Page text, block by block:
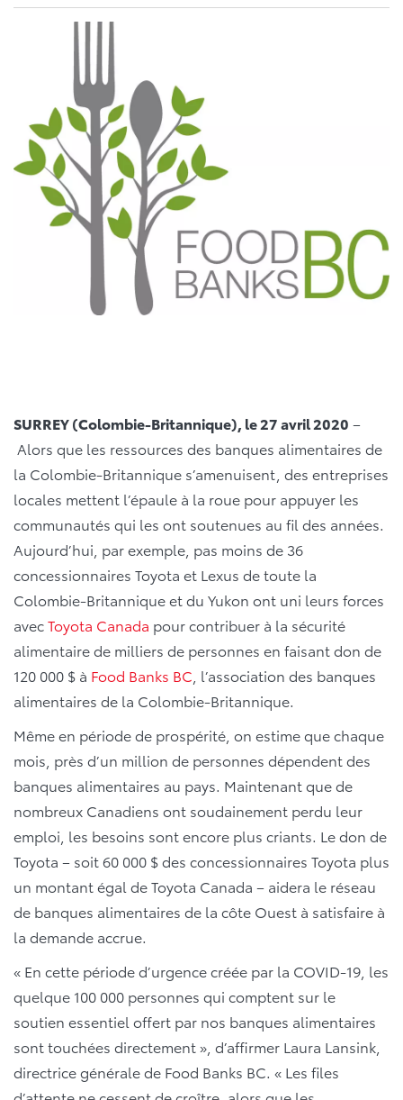
SURREY (Colombie-Britannique), le 27 avril 2020 –
Alors que les ressources des banques alimentaires de
la Colombie-Britannique s’amenuisent, des entreprises
locales mettent l’épaule à la roue pour appuyer les
communautés qui les ont soutenues au fil des années.
Aujourd’hui, par exemple, pas moins de 36
concessionnaires Toyota et Lexus de toute la
Colombie-Britannique et du Yukon ont uni leurs forces
avecToyota Canada pour contribuer à la sécurité
alimentaire de milliers de personnes en faisant don de
120 000 $ à Food Banks BC , l’association des banques
alimentaires de la Colombie-Britannique.
Même en période de prospérité, on estime que chaque
mois, près d’un million de personnes dépendent des
banques alimentaires au pays. Maintenant que de
nombreux Canadiens ont soudainement perdu leur
emploi, les besoins sont encore plus criants. Le don de
Toyota – soit 60 000 $ des concessionnaires Toyota plus
un montant égal de Toyota Canada – aidera le réseau
de banques alimentaires de la côte Ouest à satisfaire à
la demande accrue.
« En cette période d’urgence créée par la COVID-19, les
quelque 100 000 personnes qui comptent sur le
soutien essentiel offert par nos banques alimentaires
sont touchées directement », d’affirmer Laura Lansink,
directrice générale de Food Banks BC. « Les files